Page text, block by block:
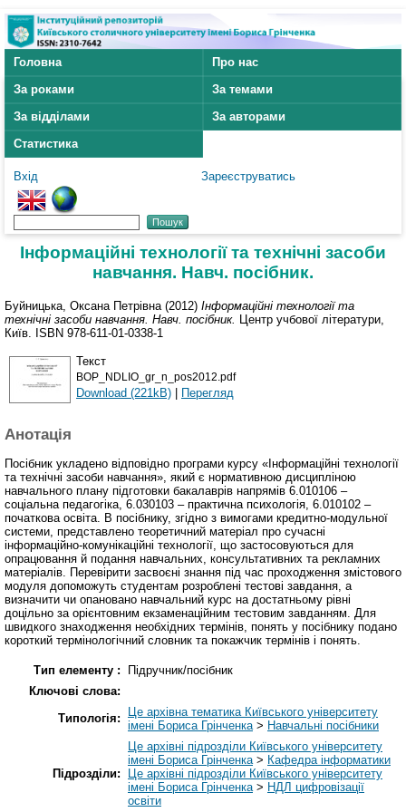
Головна
Про нас
За роками
За темами
За відділами
За авторами
Статистика
Вхід Зареєструватись
Інформаційні технології та технічні засоби
навчання. Навч. посібник.
Буйницька, Оксана Петрівна (2012) Інформаційні технології та
технічні засоби навчання. Навч. посібник.
Центр учбової літератури,
Київ. ISBN 978-611-01-0338-1
Текст
BOP_NDLIO_gr_n_pos2012.pdf
Download (221kB) | Перегляд
Анотація
Посібник укладено відповідно програми курсу «Інформаційні технології
та технічні засоби навчання», який є нормативною дисципліною
навчального плану підготовки бакалаврів напрямів 6.010106 –
соціальна педагогіка, 6.030103 – практична психологія, 6.010102 –
початкова освіта. В посібнику, згідно з вимогами кредитно-модульної
системи, представлено теоретичний матеріал про сучасні
інформаційно-комунікаційні технології, що застосовуються для
опрацювання й подання навчальних, консультативних та рекламних
матеріалів. Перевірити засвоєні знання під час проходження змістового
модуля допоможуть студентам розроблені тестові завдання, а
визначити чи опановано навчальний курс на достатньому рівні
доцільно за орієнтовним екзаменаційним тестовим завданням. Для
швидкого знаходження необхідних термінів, понять у посібнику подано
короткий термінологічний словник та покажчик термінів і понять.
Тип елементу :
Підручник/посібник
Ключові слова:
Типологія:
Це архівна тематика Київського університету
імені Бориса Грінченка> Навчальні посібники
Підрозділи:
Це архівні підрозділи Київського університету
імені Бориса Грінченка> Кафедра інформатики
Це архівні підрозділи Київського університету
імені Бориса Грінченка> НДЛ цифровізації
освіти